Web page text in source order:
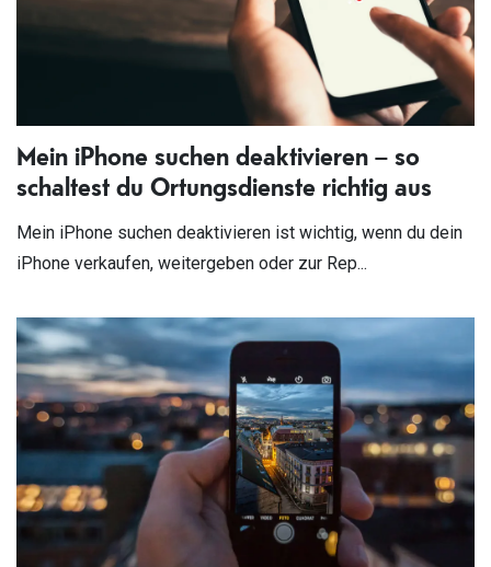
Mein iPhone suchen deaktivieren – so
schaltest du Ortungsdienste richtig aus
Mein iPhone suchen deaktivieren ist wichtig, wenn du dein
iPhone verkaufen, weitergeben oder zur Rep...